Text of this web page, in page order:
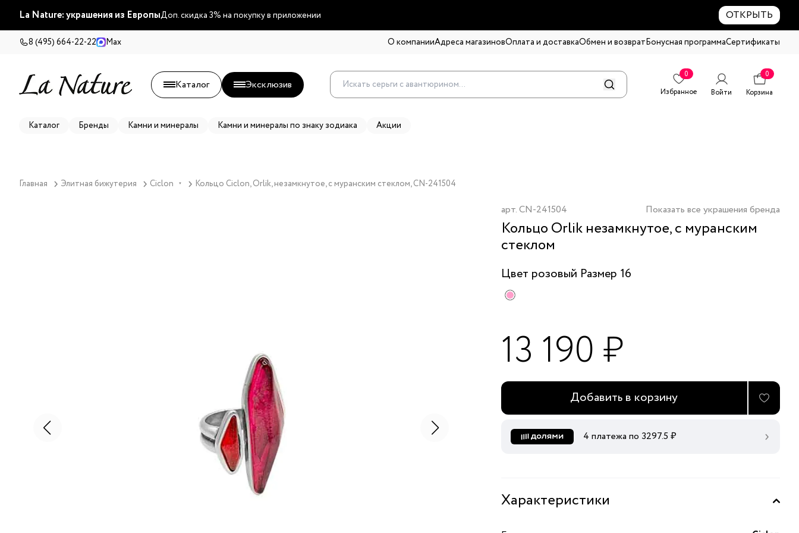
La Nature: украшения из ЕвропыДоп. скидка 3% на покупку в приложении ОТКРЫТЬ
8 (495) 664-22-22 Max О компанииАдреса магазиновОплата и доставкаОбмен и возвратБонусная программаСертификаты
Каталог Эксклюзив
0
Избранное
Войти
0
Корзина
Каталог Бренды Камни и минералы Камни и минералы по знаку зодиака Акции
Главная Элитная бижутерия Ciclon ▼ Кольцо Ciclon, Orlik, незамкнутое, с муранским стеклом, CN-241504
арт.CN-241504 Показать все украшения бренда
Кольцо Orlik незамкнутое, с муранским
стеклом
Цвет розовый Размер 16
13 190 ₽
Добавить в корзину
4 платежа по 3297.5 ₽
Характеристики